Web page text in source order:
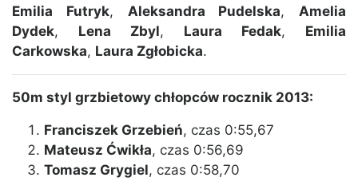
Emilia Futryk, Aleksandra Pudelska, Amelia
Dydek, Lena Zbyl, Laura Fedak, Emilia
Carkowska, Laura Zgłobicka.
50m styl grzbietowy chłopców rocznik 2013:
Franciszek Grzebień, czas 0:55,67
Mateusz Ćwikła, czas 0:56,69
Tomasz Grygiel, czas 0:58,70